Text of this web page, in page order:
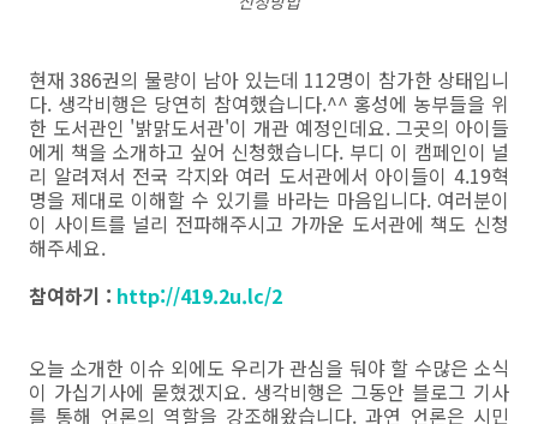
현재 386권의 물량이 남아 있는데 112명이 참가한 상태입니
다. 생각비행은 당연히 참여했습니다.^^ 홍성에 농부들을 위
한 도서관인 '밝맑도서관'이 개관 예정인데요. 그곳의 아이들
에게 책을 소개하고 싶어 신청했습니다. 부디 이 캠페인이 널
리 알려져서 전국 각지와 여러 도서관에서 아이들이 4.19혁
명을 제대로 이해할 수 있기를 바라는 마음입니다. 여러분이
이 사이트를 널리 전파해주시고 가까운 도서관에 책도 신청
해주세요.
참여하기 : http://419.2u.lc/2
오늘 소개한 이슈 외에도 우리가 관심을 둬야 할 수많은 소식
이 가십기사에 묻혔겠지요. 생각비행은 그동안 블로그 기사
를 통해 언론의 역할을 강조해왔습니다. 과연 언론은 시민